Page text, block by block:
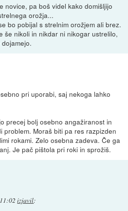
novice, pa boš videl kako domišljijo
orožja...
bo pobijal s strelnim orožjem ali brez.
še nikoli in nikdar ni nikogar ustrelilo,
pri uporabi, saj nekoga lahko
precej bolj osebno angažiranost in
problem. Moraš biti pa res razpizden
rokami. Zelo osebna zadeva. Če ga
Je pač pištola pri roki in sprožiš.
izjavil: